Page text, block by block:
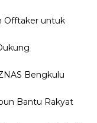
Offtaker untuk
Bengkulu
Bantu Rakyat